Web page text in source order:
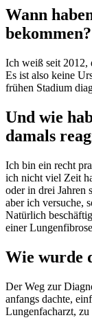
Wann
bekommen?
Ich weiß seit 2012,
Es ist also keine
frühen Stadium
Und wie
damals
Ich bin ein recht
ich nicht viel Zeit
oder in drei Jahren
aber ich versuche,
Natürlich
einer
Wie wurde
Der Weg zur
anfangs dachte,
Lungenfacharzt, zu